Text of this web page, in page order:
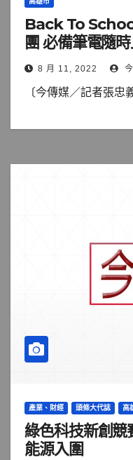
Back To
團 必備筆電隨
8 月 11, 2022
〔今傳媒／記者張忠
產業、財經 頭條大代誌 高
綠色科技新創
能源入圍